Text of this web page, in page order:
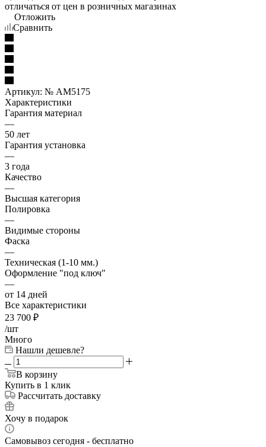
отличаться от цен в розничных магазинах
Отложить
Сравнить
Артикул: № AM5175
Характеристики
Гарантия материал
—
50 лет
Гарантия установка
—
3 года
Качество
—
Высшая категория
Полировка
—
Видимые стороны
Фаска
—
Техническая (1-10 мм.)
Оформление "под ключ"
—
от 14 дней
Все характеристики
23 700 ₽
/шт
Много
Нашли дешевле?
В корзину
Купить в 1 клик
Рассчитать доставку
Хочу в подарок
Самовывоз сегодня - бесплатно